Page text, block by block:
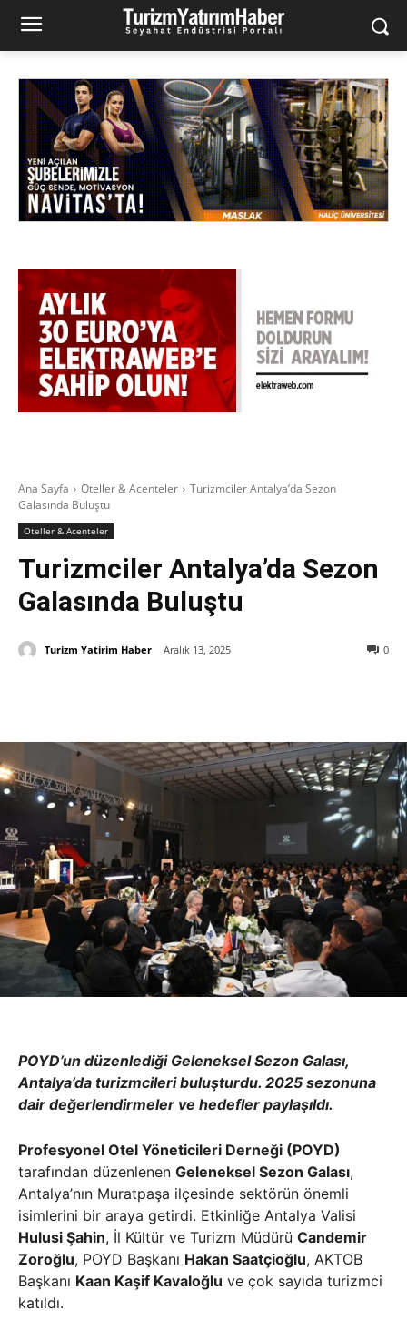
Ana Sayfa Oteller & Acenteler
Turizmciler Antalya’da Sezon
Galasında Buluştu
Oteller & Acenteler
Turizmciler Antalya’da Sezon
Galasında Buluştu
0
Turizm Yatirim Haber Aralık 13, 2025
POYD’un düzenlediği Geleneksel Sezon Galası,
Antalya’da turizmcileri buluşturdu. 2025 sezonuna
dair değerlendirmeler ve hedefler paylaşıldı.
Profesyonel Otel Yöneticileri Derneği (POYD)
tarafından düzenlenen Geleneksel Sezon Galası,
Antalya’nın Muratpaşa ilçesinde sektörün önemli
isimlerini bir araya getirdi. Etkinliğe Antalya Valisi
Hulusi Şahin, İl Kültür ve Turizm Müdürü Candemir
Zoroğlu, POYD Başkanı Hakan Saatçioğlu, AKTOB
Başkanı Kaan Kaşif Kavaloğlu ve çok sayıda turizmci
katıldı.